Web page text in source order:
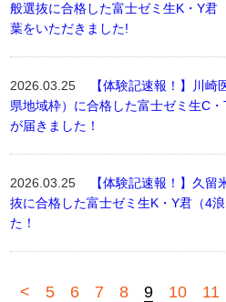
般選抜に合格した富士ゼミ生K・Y君
葉をいただきました!
2026.03.25
【体験記速報！】川
県地域枠）に合格した富士ゼミ生C
が届きました！
2026.03.25
【体験記速報！】久
抜に合格した富士ゼミ生K・Y君（4
た！
< 5 6 7 8 9 10 11